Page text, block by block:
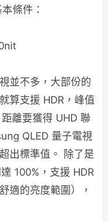
條件：
並不多，大部份的
算支援 HDR，峰值
離要獲得 UHD 聯
QLED 量子電視
出標準值。 除了是
100%，支援 HDR
適的亮度範圍），